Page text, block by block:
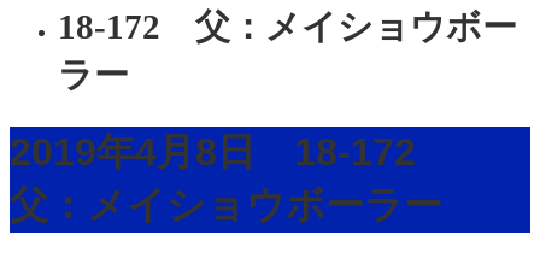
18-172 父：メイショウボー
ラー
2019年4月8日 18-172
父：メイショウボーラー